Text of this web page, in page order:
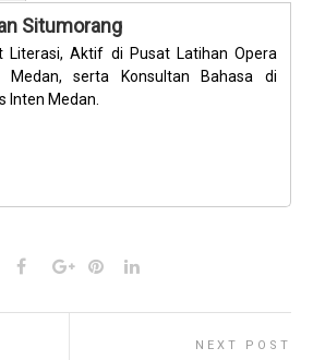
Situmorang
Literasi, Aktif di Pusat Latihan Opera
Medan, serta Konsultan Bahasa di
Inten Medan.
NEXT POST